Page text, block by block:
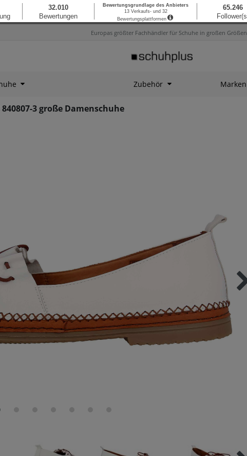
Europas größter Fachhändler für Schuhe in großen Größen
Zubehör Marken
3 große Damenschuhe